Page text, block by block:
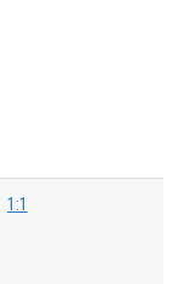
1:1